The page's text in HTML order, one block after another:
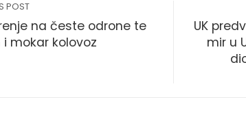
POST
na česte odrone te
i mokar kolovoz
UK
mir u